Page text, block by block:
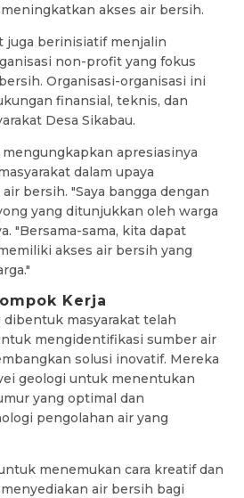
akses air bersih.
juga berinisiatif menjalin
non-profit yang fokus
Organisasi-organisasi ini
finansial, teknis, dan
Desa Sikabau.
mengungkapkan apresiasinya
dalam upaya
bersih. "Saya bangga dengan
yang ditunjukkan oleh warga
"Bersama-sama, kita dapat
akses air bersih yang
Kerja
masyarakat telah
mengidentifikasi sumber air
solusi inovatif. Mereka
geologi untuk menentukan
yang optimal dan
pengolahan air yang
menemukan cara kreatif dan
air bersih bagi